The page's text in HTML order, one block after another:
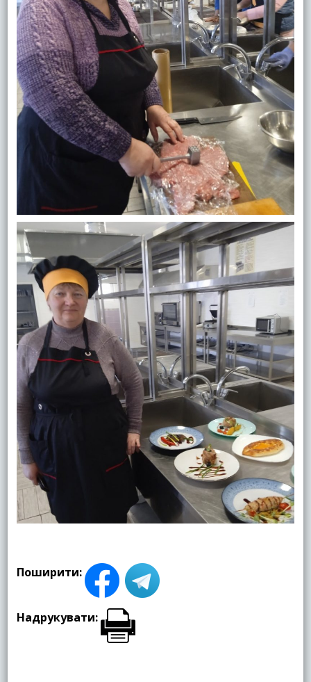
Поширити:
Надрукувати: